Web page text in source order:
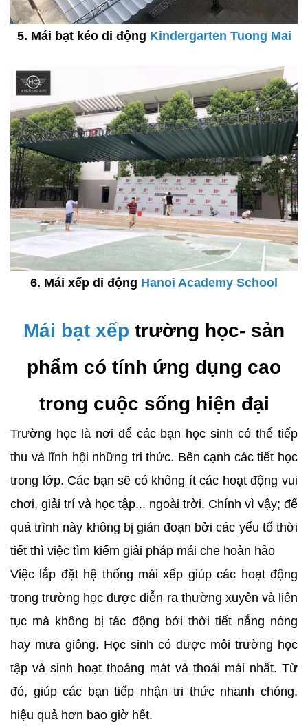
5. Mái bạt kéo di động Kindergarten Tuong Mai
6. Mái xếp di động Hanoi Academy School
Mái bạt xếp trường học- sản
phẩm có tính ứng dụng cao
trong cuộc sống hiện đại
Trường học là nơi để các bạn học sinh có thể tiếp
thu và lĩnh hội những tri thức. Bên cạnh các tiết học
trong lớp. Các bạn sẽ có không ít các hoạt động vui
chơi, giải trí và học tập... ngoài trời. Chính vì vậy; để
quá trình này không bị gián đoạn bởi các yếu tố thời
tiết thì việc tìm kiếm giải pháp mái che hoàn hảo
Việc lắp đặt hệ thống mái xếp giúp các hoạt động
trong trường học được diễn ra thường xuyên và liên
tục mà không bị tác động bởi thời tiết nắng nóng
hay mưa giông. Học sinh có được môi trường học
tập và sinh hoạt thoáng mát và thoải mái nhất. Từ
đó, giúp các bạn tiếp nhận tri thức nhanh chóng,
hiệu quả hơn bao giờ hết.